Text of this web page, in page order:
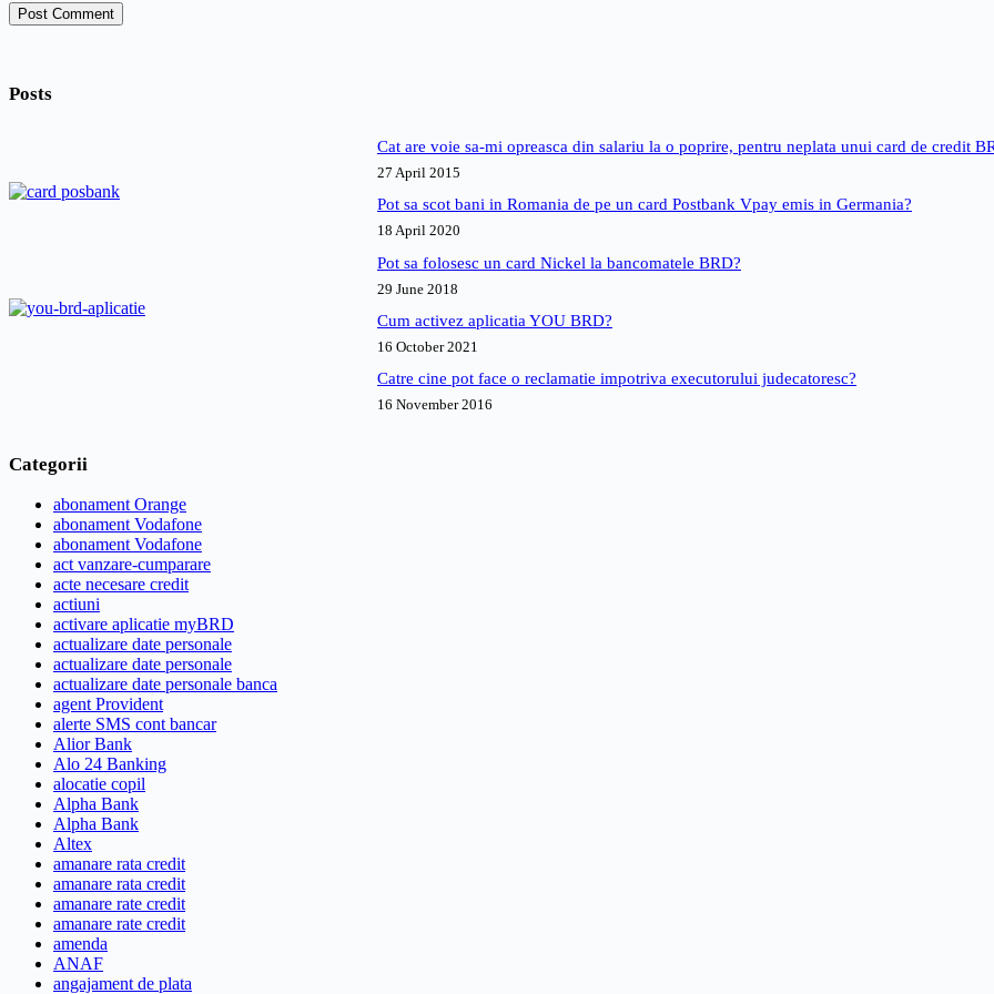
Post Comment
Posts
Cat are voie sa-mi opreasca din salariu la o poprire, pentru neplata unui card de credit
27 April 2015
Pot sa scot bani in Romania de pe un card Postbank Vpay emis in Germania?
18 April 2020
Pot sa folosesc un card Nickel la bancomatele BRD?
29 June 2018
Cum activez aplicatia YOU BRD?
16 October 2021
Catre cine pot face o reclamatie impotriva executorului judecatoresc?
16 November 2016
Categorii
abonament Orange
abonament Vodafone
abonament Vodafone
act vanzare-cumparare
acte necesare credit
actiuni
activare aplicatie myBRD
actualizare date personale
actualizare date personale
actualizare date personale banca
agent Provident
alerte SMS cont bancar
Alior Bank
Alo 24 Banking
alocatie copil
Alpha Bank
Alpha Bank
Altex
amanare rata credit
amanare rata credit
amanare rate credit
amanare rate credit
amenda
ANAF
angajament de plata